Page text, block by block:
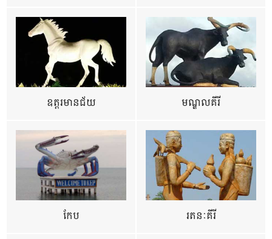
ឧត្ដរមានជ័យ មណ្ឌលគីរី
កែប រតនៈគីរី